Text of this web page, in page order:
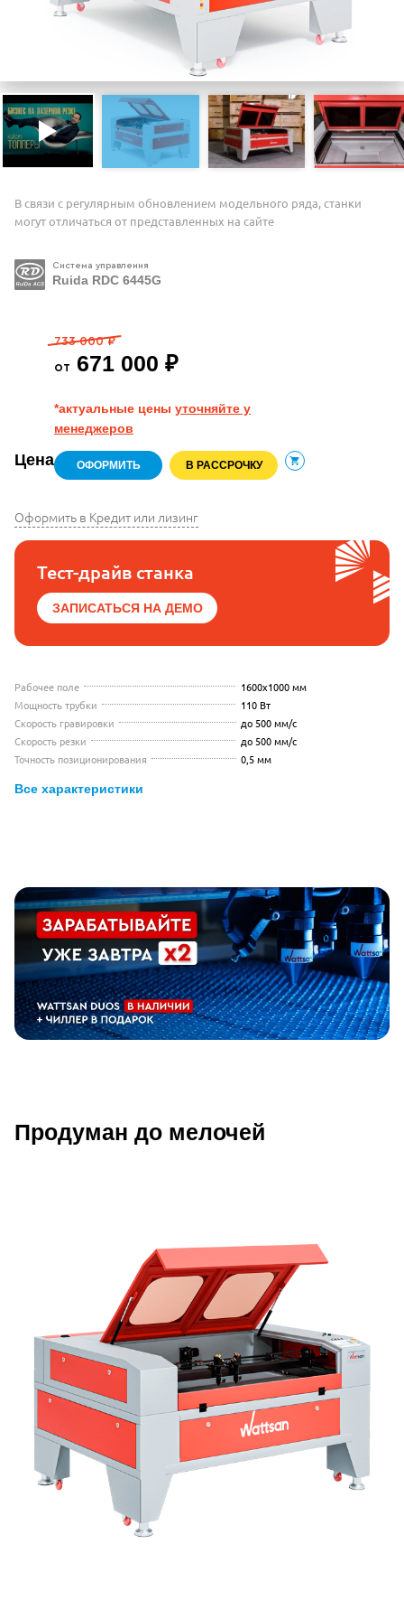
В связи с регулярным обновлением модельного ряда, станки
могут отличаться от представленных на сайте
Система управления
Ruida RDC 6445G
Рабочее поле
1600x1000 мм
Мощность трубки
110 Вт
Скорость гравировки
до 500 мм/с
Скорость резки
до 500 мм/с
Точность позиционирования
0,5 мм
Все характеристики
Цена
733 000 ₽
от 671 000 ₽
*актуальные цены уточняйте у
менеджеров
ОФОРМИТЬ В РАССРОЧКУ В корзину
Оформить в Кредит или лизинг
Тест-драйв станка
ЗАПИСАТЬСЯ НА ДЕМО
Описание Wattsan 1610 Duos LT
Продуман до мелочей